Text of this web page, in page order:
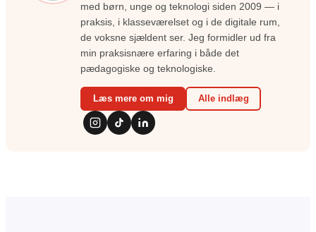
med børn, unge og teknologi siden 2009 — i
praksis, i klasseværelset og i de digitale rum,
de voksne sjældent ser. Jeg formidler ud fra
min praksisnære erfaring i både det
pædagogiske og teknologiske.
Læs mere om mig Alle indlæg